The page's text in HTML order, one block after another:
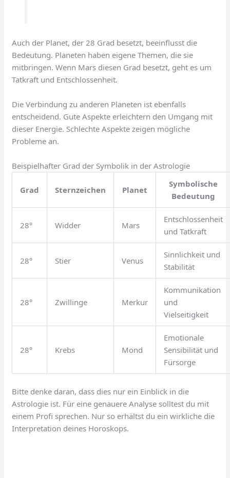
Auch der Planet, der 28 Grad besetzt, beeinflusst die
Bedeutung. Planeten haben eigene Themen, die sie
mitbringen. Wenn Mars diesen Grad besetzt, geht es um
Tatkraft und Entschlossenheit.
Die Verbindung zu anderen Planeten ist ebenfalls
entscheidend. Gute Aspekte erleichtern den Umgang mit
dieser Energie. Schlechte Aspekte zeigen mögliche
Probleme an.
Beispielhafter Grad der Symbolik in der Astrologie
Grad Sternzeichen Planet
Symbolische
Bedeutung
28° Widder Mars
Entschlossenheit
und Tatkraft
28° Stier Venus
Sinnlichkeit und
Stabilität
28° Zwillinge Merkur
Kommunikation
und
Vielseitigkeit
28° Krebs Mond
Emotionale
Sensibilität und
Fürsorge
Bitte denke daran, dass dies nur ein Einblick in die
Astrologie ist. Für eine genauere Analyse solltest du mit
einem Profi sprechen. Nur so erhältst du ein wirkliche die
Interpretation deines Horoskops.